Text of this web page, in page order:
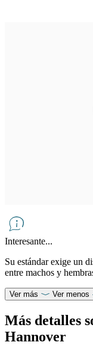
Interesante...
Su estándar exige un
entre machos y
Ver más Ver menos
Más detalles
Hannover